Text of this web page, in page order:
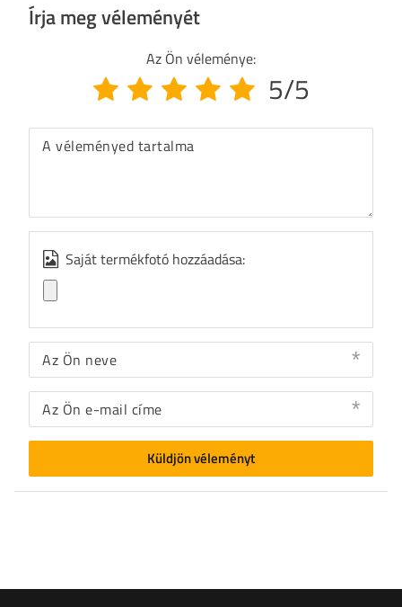
Írja meg véleményét
Az Ön véleménye:
5/5
A véleményed tartalma
Saját termékfotó hozzáadása:
Az Ön neve
Az Ön e-mail címe
Küldjön véleményt